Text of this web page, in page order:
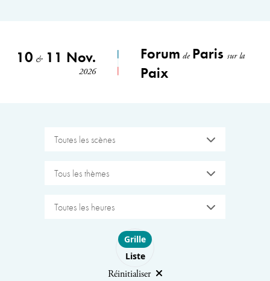
10 &11 Nov.
2026
Forum de Parissur la
Paix
Toutes les scènes
Tous les thèmes
Toutes les heures
Choose layout
Grille
Liste
Réinitialiser